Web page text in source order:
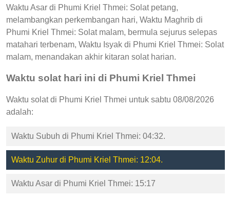
Waktu Asar di Phumi Kriel Thmei: Solat petang,
melambangkan perkembangan hari, Waktu Maghrib di
Phumi Kriel Thmei: Solat malam, bermula sejurus selepas
matahari terbenam, Waktu Isyak di Phumi Kriel Thmei: Solat
malam, menandakan akhir kitaran solat harian.
Waktu solat hari ini di Phumi Kriel Thmei
Waktu solat di Phumi Kriel Thmei untuk sabtu 08/08/2026
adalah:
Waktu Subuh di Phumi Kriel Thmei: 04:32.
Waktu Zuhur di Phumi Kriel Thmei: 12:04.
Waktu Asar di Phumi Kriel Thmei: 15:17